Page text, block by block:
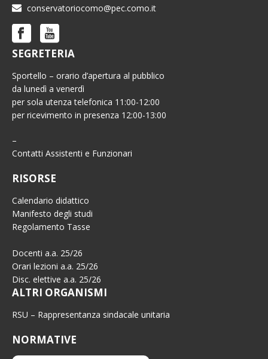
conservatoriocomo@pec.como.it
SEGRETERIA
Sportello – orario d’apertura al pubblico
da lunedì a venerdì
per sola utenza telefonica 11:00-12:00
per ricevimento in presenza 12:00-13:00
–
Contatti Assistenti e Funzionari
RISORSE
Calendario didattico
Manifesto degli studi
Regolamento Tasse
Docenti a.a. 25/26
Orari lezioni a.a. 25/26
Disc. elettive a.a. 25/26
ALTRI ORGANISMI
RSU – Rappresentanza sindacale unitaria
NORMATIVE